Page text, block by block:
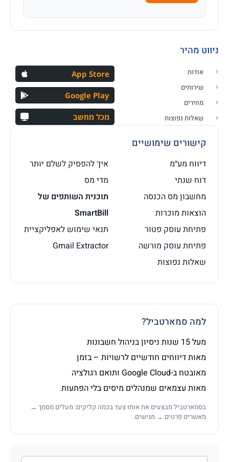
ניווט מהיר
אודות
שירותים
מחירים
שאלות נפוצות
App Store
Google Play
מכל מחשב
קישורים שימושיים
דיווח מע״מ
דוח שנתי
מחשבון מס הכנסה
הוצאות מוכרות
פתיחת עוסק פטור
פתיחת עוסק מורשה
שאלות נפוצות
איך להפסיק לשלם יותר
מדי מס
תוכנית השותפים של
SmartBill
תנאי שימוש לאפליקציית
Gmail Extractor
למה סמארטביל?
מעל 15 שנות ניסיון בניהול חשבונות
מאות דיווחים חודשיים לרשויות – בזמן
מאובטח ב-Google Cloud ותואם רגולציה
מאות עצמאים שמנהלים מיסים בלי הפתעות
בסמארטביל מבצעים את אותו צעד בכמה קליקים: מעלים מסמך →
מאשרים פרטים → מגישים.